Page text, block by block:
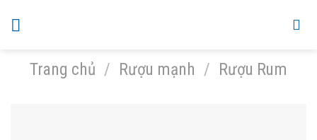
Trang chủ / Rượu mạnh / Rượu Rum